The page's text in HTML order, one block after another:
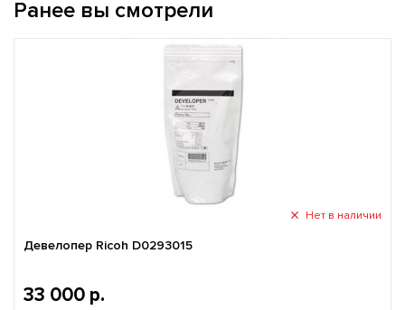
Ранее вы смотрели
Нет в наличии
Девелопер Ricoh D0293015
33 000 р.